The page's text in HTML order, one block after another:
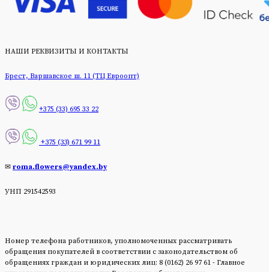
НАШИ РЕКВИЗИТЫ И КОНТАКТЫ
Брест, Варшавское ш. 11 (ТЦ Евроопт)
+375 (33) 695 33 22
+375 (33) 671 99 11
✉ roma.flowers@yandex.by
УНП 291542593
Номер телефона работников, уполномоченных рассматривать
обращения покупателей в соответствии с законодательством об
обращениях граждан и юридических лиц: 8 (0162) 26 97 61 - Главное